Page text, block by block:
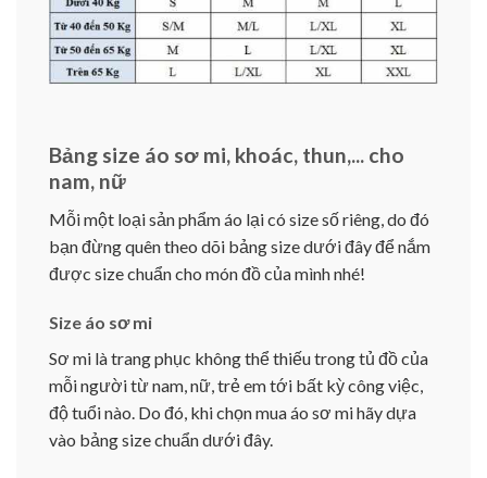
Bảng size áo sơ mi, khoác, thun,... cho
nam, nữ
Mỗi một loại sản phẩm áo lại có size số riêng, do đó
bạn đừng quên theo dõi bảng size dưới đây để nắm
được size chuẩn cho món đồ của mình nhé!
Size áo sơ mi
Sơ mi là trang phục không thể thiếu trong tủ đồ của
mỗi người từ nam, nữ, trẻ em tới bất kỳ công việc,
độ tuổi nào. Do đó, khi chọn mua áo sơ mi hãy dựa
vào bảng size chuẩn dưới đây.